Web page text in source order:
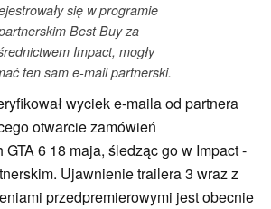
się w programie
Best Buy za
Impact, mogły
ten sam e-mail partnerski.
wyciek e-maila od partnera
otwarcie zamówień
6 18 maja, śledząc go w Impact -
Ujawnienie trailera 3 wraz z
przedpremierowymi jest obecnie